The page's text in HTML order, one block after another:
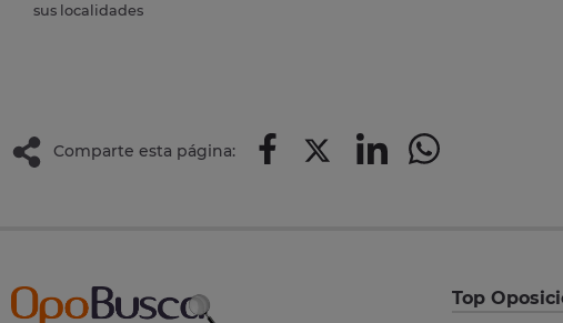
sus localidades
Comparte esta página:
Top